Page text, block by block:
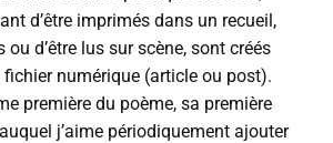
d’être imprimés dans un recueil,
ou d’être lus sur scène, sont créés
fichier numérique (article ou post).
première du poème, sa première
j’aime périodiquement ajouter